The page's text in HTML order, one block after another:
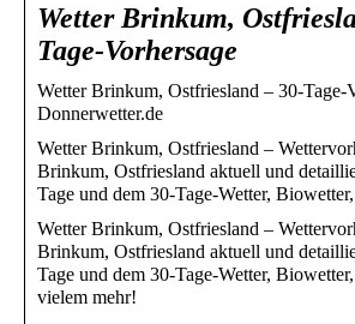
Wetter Brinkum,
Tage-Vorhersage
Wetter Brinkum, Ostfriesland – 30-Tage-
Donnerwetter.de
Wetter Brinkum, Ostfriesland –
Brinkum, Ostfriesland aktuell und
Tage und dem 30-Tage-Wetter,
Wetter Brinkum, Ostfriesland –
Brinkum, Ostfriesland aktuell und
Tage und dem 30-Tage-Wetter,
vielem mehr!